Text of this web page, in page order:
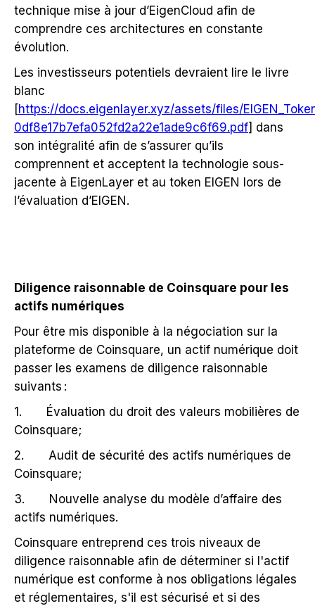
technique mise à jour d’EigenCloud afin de
comprendre ces architectures en constante
évolution.
Les investisseurs potentiels devraient lire le livre
blanc
[https://docs.eigenlayer.xyz/assets/files/
0df8e17b7efa052fd2a22e1ade9c6f69.pdf] dans
son intégralité afin de s’assurer qu’ils
comprennent et acceptent la technologie sous-
jacente à EigenLayer et au token EIGEN lors de
l’évaluation d’EIGEN.
Diligence raisonnable de Coinsquare pour les
actifs numériques
Pour être mis disponible à la négociation sur la
plateforme de Coinsquare, un actif numérique doit
passer les examens de diligence raisonnable
suivants :
1. Évaluation du droit des valeurs mobilières de
Coinsquare;
2. Audit de sécurité des actifs numériques de
Coinsquare;
3. Nouvelle analyse du modèle d’affaire des
actifs numériques.
Coinsquare entreprend ces trois niveaux de
diligence raisonnable afin de déterminer si l'actif
numérique est conforme à nos obligations légales
et réglementaires, s'il est sécurisé et si des